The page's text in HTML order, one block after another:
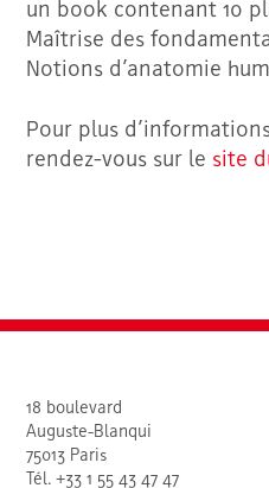
un book contenant 10
Maîtrise des
Notions d’anatomie
Pour plus
rendez-vous sur le site
18 boulevard
Auguste-Blanqui
75013 Paris
Tél. +33 1 55 43 47 47